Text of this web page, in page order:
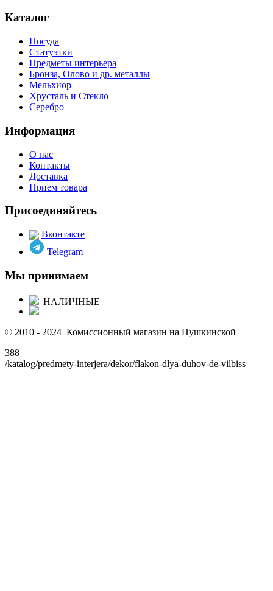
Каталог
Посуда
Статуэтки
Предметы интерьера
Бронза, Олово и др. металлы
Мельхиор
Хрусталь и Стекло
Серебро
Информация
О нас
Контакты
Доставка
Прием товара
Присоединяйтесь
Вконтакте
Telegram
Мы принимаем
НАЛИЧНЫЕ
© 2010 - 2024 Комиссионный магазин на Пушкинской
388
/katalog/predmety-interjera/dekor/flakon-dlya-duhov-de-vilbiss